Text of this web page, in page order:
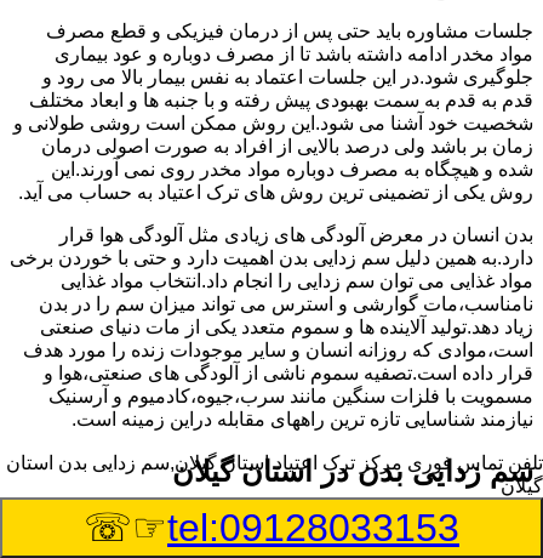
جلسات مشاوره باید حتی پس از درمان فیزیکی و قطع مصرف
مواد مخدر ادامه داشته باشد تا از مصرف دوباره و عود بیماری
جلوگیری شود.در این جلسات اعتماد به نفس بیمار بالا می رود و
قدم به قدم به سمت بهبودی پیش رفته و با جنبه ها و ابعاد مختلف
شخصیت خود آشنا می شود.این روش ممکن است روشی طولانی و
زمان بر باشد ولی درصد بالایی از افراد به صورت اصولی درمان
شده و هیچگاه به مصرف دوباره مواد مخدر روی نمی آورند.این
روش یکی از تضمینی ترین روش های ترک اعتیاد به حساب می آید.
بدن انسان در معرض آلودگی های زیادی مثل آلودگی هوا قرار
دارد.به همین دلیل سم زدایی بدن اهمیت دارد و حتی با خوردن برخی
مواد غذایی می توان سم زدایی را انجام داد.انتخاب مواد غذایی
نامناسب،مات گوارشی و استرس می تواند میزان سم را در بدن
زیاد دهد.تولید آلاینده ها و سموم متعدد یکی از مات دنیای صنعتی
است،موادی که روزانه انسان و سایر موجودات زنده را مورد هدف
قرار داده است.تصفیه سموم ناشی از آلودگی های صنعتی،هوا و
مسمویت با فلزات سنگین مانند سرب،جیوه،کادمیوم و آرسنیک
نیازمند شناسایی تازه ترین راههای مقابله دراین زمینه است.
سم زدایی بدن در استان گیلان
سم از کجا وارد بدن ما می شوند؟ با استفاده از چه روش
هایی می توان این سم مضر را از بدن خارج کرد؟
تلفن تماس فوری مرکز ترک اعتیاد استان گیلان,سم زدایی بدن استان
گیلان
tel:09128033153
☞☏